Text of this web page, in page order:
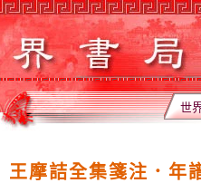
世
王摩詰全集箋注．年